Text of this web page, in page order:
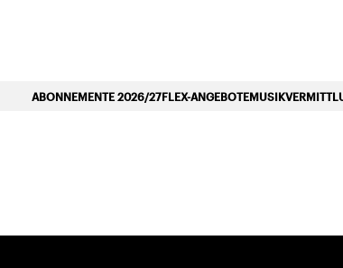
«Le Piano Symphonique»
ABONNEMENTE 2026/27FLEX-ANGEBOTE